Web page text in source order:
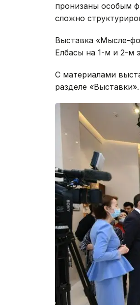
пронизаны особым
сложно
Выставка «Мысле-
Елбасы на 1-м и 2-м
С материалами
разделе «Выставки».